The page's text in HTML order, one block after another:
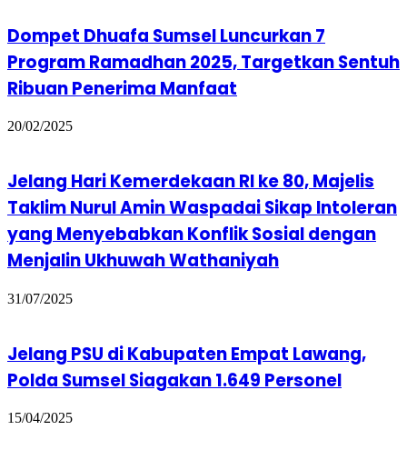
Dompet Dhuafa Sumsel Luncurkan 7
Program Ramadhan 2025, Targetkan Sentuh
Ribuan Penerima Manfaat
20/02/2025
Jelang Hari Kemerdekaan RI ke 80, Majelis
Taklim Nurul Amin Waspadai Sikap Intoleran
yang Menyebabkan Konflik Sosial dengan
Menjalin Ukhuwah Wathaniyah
31/07/2025
Jelang PSU di Kabupaten Empat Lawang,
Polda Sumsel Siagakan 1.649 Personel
15/04/2025